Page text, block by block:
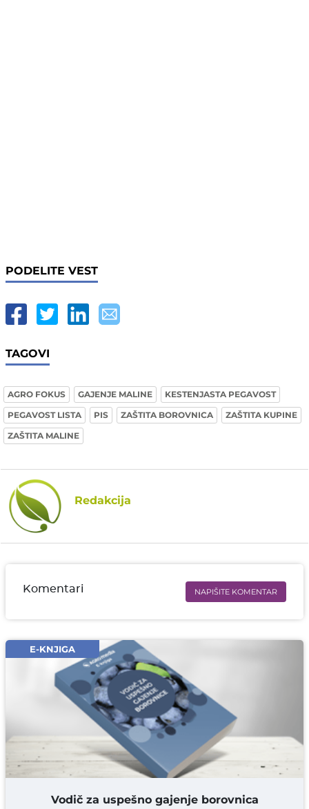
PODELITE VEST
TAGOVI
AGRO FOKUS GAJENJE MALINE
KESTENJASTA PEGAVOST
PEGAVOST LISTA
PIS ZAŠTITA BOROVNICA
ZAŠTITA KUPINE
ZAŠTITA MALINE
Redakcija
Komentari NAPIŠITE KOMENTAR
Email* obavezno
Komentar* obavezno
DODAJ KOMENTAR
E-KNJIGA
Vodič za uspešno gajenje borovnica